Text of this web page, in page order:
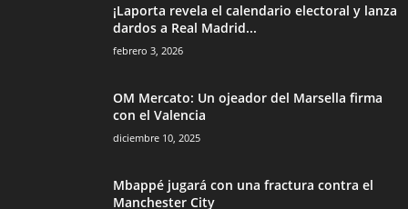
¡Laporta revela el calendario electoral y lanza
dardos a Real Madrid...
febrero 3, 2026
OM Mercato: Un ojeador del Marsella firma
con el Valencia
diciembre 10, 2025
Mbappé jugará con una fractura contra el
Manchester City